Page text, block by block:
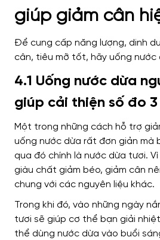
giúp giảm cân
Để cung cấp năng lượng, dinh
cân, tiêu mỡ tốt, hãy uống nước
4.1 Uống nước dừa
giúp cải thiện số đo
Một trong những cách hỗ trợ
uống nước dừa rất đơn giản mà
qua đó chính là nước dừa tươi.
giàu chất giảm béo, giảm cân
chung với các nguyên liệu khác.
Trong khi đó, vào những ngày
tươi sẽ giúp cơ thể bạn giải
thể dùng nước dừa vào buổi